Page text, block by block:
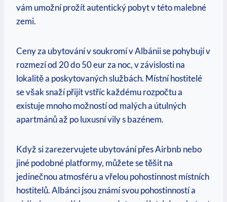
vám umožní prožít autentický pobyt v této ‍malebné
zemi.
Ceny za ubytování v soukromí v ‌Albánii⁢ se pohybují v
rozmezí ​od ‌20 do 50 eur za‌ noc, v závislosti na
lokalitě a poskytovaných službách. Místní ‍hostitelé
se však snaží přijít vstříc každému rozpočtu a
existuje mnoho⁤ možností od malých a útulných
apartmánů až po luxusní vily s bazénem.
Když si zarezervujete ubytování přes ​Airbnb nebo
jiné podobné platformy, můžete se těšit na
jedinečnou atmosféru a vřelou pohostinnost místních
hostitelů. Albánci jsou známí svou pohostinností a